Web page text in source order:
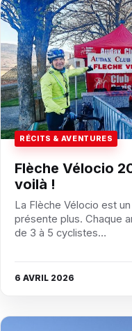
RÉCITS & AVENTURES
Flèche Vélocio
voilà !
La Flèche Vélocio est
présente plus. Chaque
de 3 à 5 cyclistes…
6 AVRIL 2026